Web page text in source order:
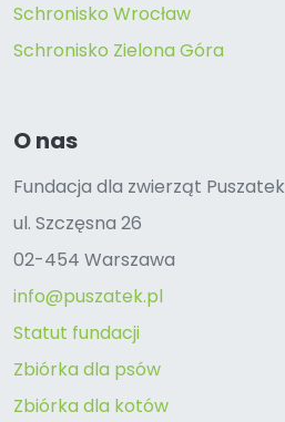
Schronisko Wrocław
Schronisko Zielona Góra
O nas
Fundacja dla zwierząt Puszatek
ul. Szczęsna 26
02-454 Warszawa
info@puszatek.pl
Statut fundacji
Zbiórka dla psów
Zbiórka dla kotów